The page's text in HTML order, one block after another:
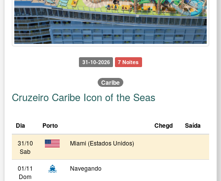
31-10-2026 7 Noites
Caribe
Cruzeiro Caribe Icon of the Seas
Dia Porto Chegd Saída
31/10
Sab
Miami (Estados Unidos)
01/11
Dom
Navegando